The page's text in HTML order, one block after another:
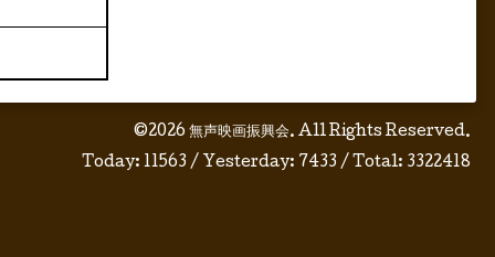
©2026 無声映画振興会. All Rights Reserved.
Today: 11563 / Yesterday: 7433 / Total: 3322418